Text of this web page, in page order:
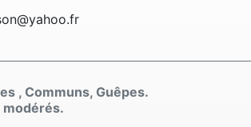
, Communs, Guêpes.